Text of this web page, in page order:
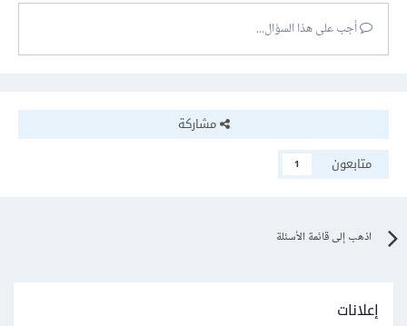
أجب على هذا السؤال...
مشاركة
متابعون
1
اذهب إلى قائمة الأسئلة
إعلانات